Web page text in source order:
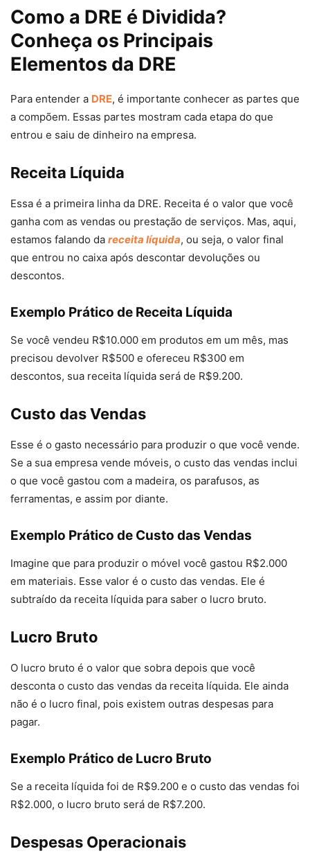
Como a DRE é Dividida?
Conheça os Principais
Elementos da DRE
Para entender a DRE, é importante conhecer as partes que
a compõem. Essas partes mostram cada etapa do que
entrou e saiu de dinheiro na empresa.
Receita Líquida
Essa é a primeira linha da DRE. Receita é o valor que você
ganha com as vendas ou prestação de serviços. Mas, aqui,
estamos falando da receita líquida, ou seja, o valor final
que entrou no caixa após descontar devoluções ou
descontos.
Exemplo Prático de Receita Líquida
Se você vendeu R$10.000 em produtos em um mês, mas
precisou devolver R$500 e ofereceu R$300 em
descontos, sua receita líquida será de R$9.200.
Custo das Vendas
Esse é o gasto necessário para produzir o que você vende.
Se a sua empresa vende móveis, o custo das vendas inclui
o que você gastou com a madeira, os parafusos, as
ferramentas, e assim por diante.
Exemplo Prático de Custo das Vendas
Imagine que para produzir o móvel você gastou R$2.000
em materiais. Esse valor é o custo das vendas. Ele é
subtraído da receita líquida para saber o lucro bruto.
Lucro Bruto
O lucro bruto é o valor que sobra depois que você
desconta o custo das vendas da receita líquida. Ele ainda
não é o lucro final, pois existem outras despesas para
pagar.
Exemplo Prático de Lucro Bruto
Se a receita líquida foi de R$9.200 e o custo das vendas foi
R$2.000, o lucro bruto será de R$7.200.
Despesas Operacionais